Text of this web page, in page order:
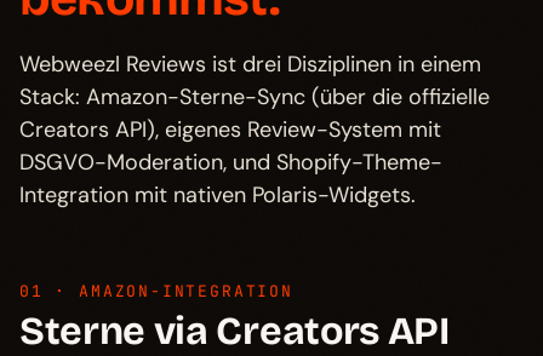
Webweezl Reviews ist drei Disziplinen in einem
Stack: Amazon-Sterne-Sync (über die offizielle
Creators API), eigenes Review-System mit
DSGVO-Moderation, und Shopify-Theme-
Integration mit nativen Polaris-Widgets.
01 · AMAZON-INTEGRATION
Sterne via Creators API